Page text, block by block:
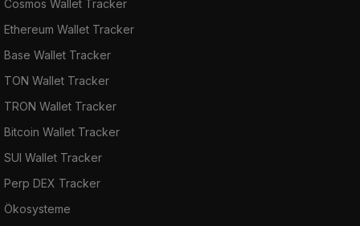
Cosmos Wallet Tracker
Ethereum Wallet Tracker
Base Wallet Tracker
TON Wallet Tracker
TRON Wallet Tracker
Bitcoin Wallet Tracker
SUI Wallet Tracker
Perp DEX Tracker
Ökosysteme